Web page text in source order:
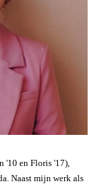
'10 en Floris '17),
Naast mijn werk als